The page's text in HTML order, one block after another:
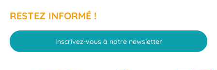
RESTEZ INFORMÉ !
Inscrivez-vous à notre newsletter